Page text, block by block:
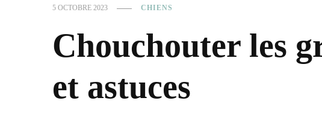
5 OCTOBRE 2023 CHIENS
Chouchouter les
et astuces